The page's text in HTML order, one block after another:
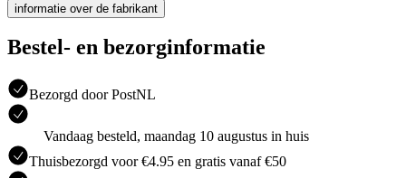
informatie over de fabrikant
Bestel- en bezorginformatie
Bezorgd door PostNL
Vandaag besteld, maandag 10 augustus in huis
Thuisbezorgd voor €4.95 en gratis vanaf €50